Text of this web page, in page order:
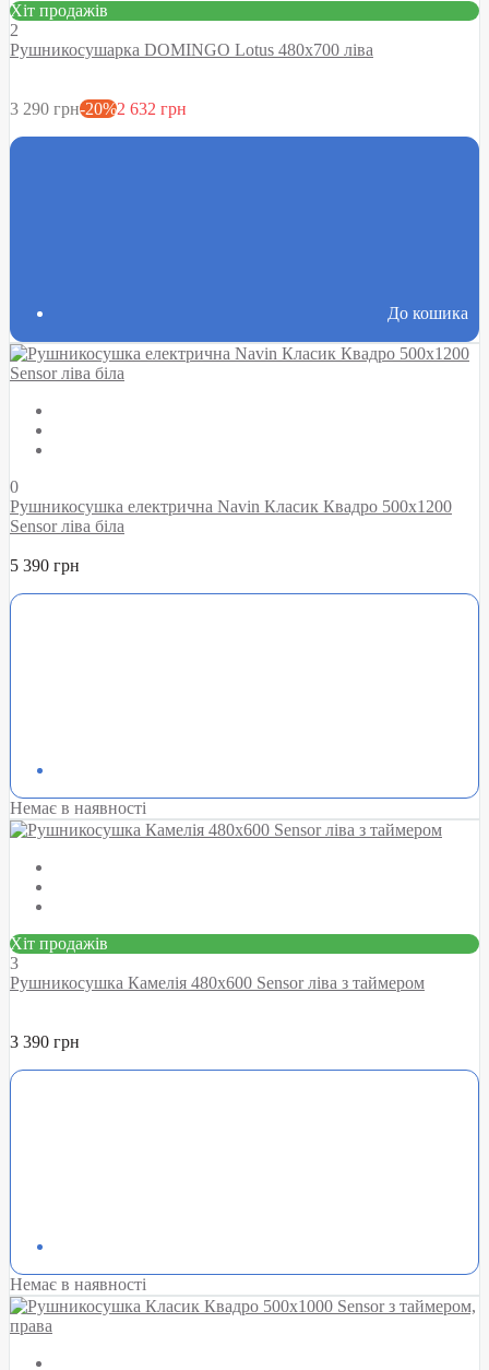
Хіт продажів
2
Рушникосушарка DOMINGO Lotus 480х700 ліва
3 290 грн-20%2 632 грн
До кошика
0
Рушникосушка електрична Navin Класик Квадро 500х1200
Sensor ліва біла
5 390 грн
Немає в наявності
Хіт продажів
3
Рушникосушка Камелія 480х600 Sensor ліва з таймером
3 390 грн
Немає в наявності